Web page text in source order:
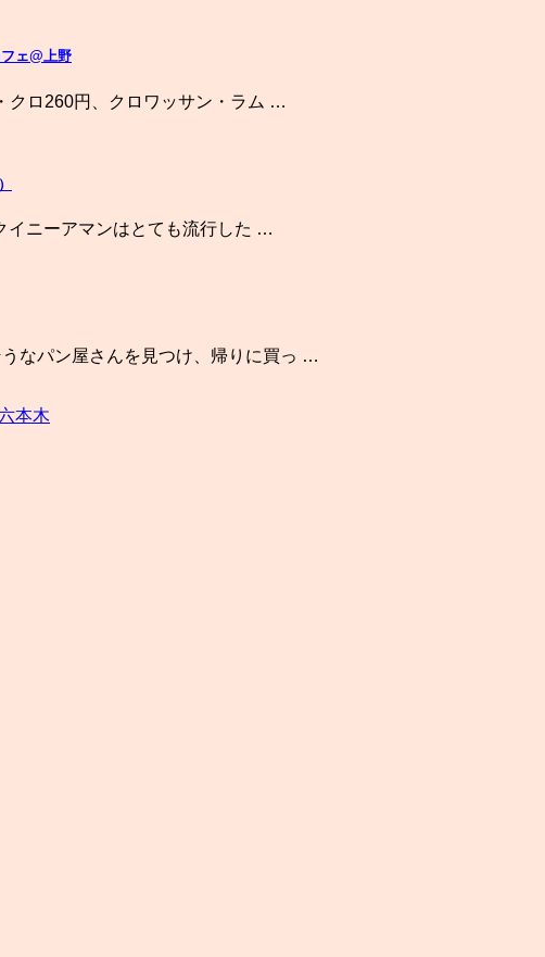
ェ@上野
クロ260円、クロワッサン・ラム …
ニーアマンはとても流行した …
なパン屋さんを見つけ、帰りに買っ …
本木